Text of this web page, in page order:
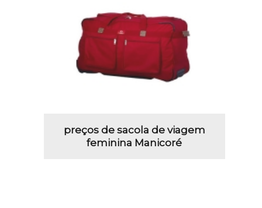
preços de sacola de viagem
feminina Manicoré